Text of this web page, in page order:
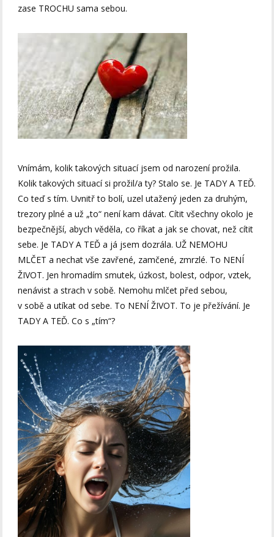
zase TROCHU sama sebou.
Vnímám, kolik takových situací jsem od narození prožila.
Kolik takových situací si prožil/a ty? Stalo se. Je TADY A TEĎ.
Co teď s tím. Uvnitř to bolí, uzel utažený jeden za druhým,
trezory plné a už „to“ není kam dávat. Cítit všechny okolo je
bezpečnější, abych věděla, co říkat a jak se chovat, než cítit
sebe. Je TADY A TEĎ a já jsem dozrála. UŽ NEMOHU
MLČET a nechat vše zavřené, zamčené, zmrzlé. To NENÍ
ŽIVOT. Jen hromadím smutek, úzkost, bolest, odpor, vztek,
nenávist a strach v sobě. Nemohu mlčet před sebou,
v sobě a utíkat od sebe. To NENÍ ŽIVOT. To je přežívání. Je
TADY A TEĎ. Co s „tím“?